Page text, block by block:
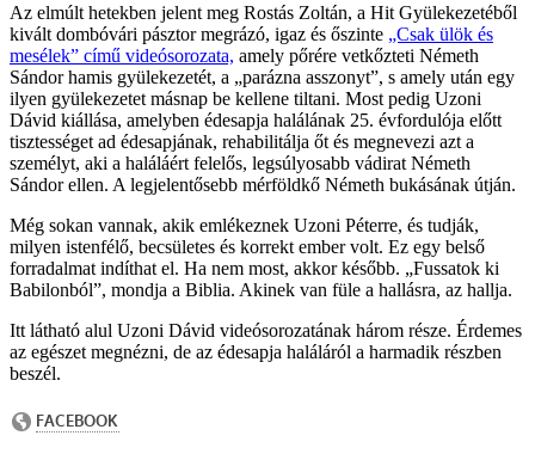
Az elmúlt hetekben jelent meg Rostás Zoltán, a Hit Gyülekezetéből
kivált dombóvári pásztor megrázó, igaz és őszinte „Csak ülök és
mesélek” című videósorozata, amely pőrére vetkőzteti Németh
Sándor hamis gyülekezetét, a „parázna asszonyt”, s amely után egy
ilyen gyülekezetet másnap be kellene tiltani. Most pedig Uzoni
Dávid kiállása, amelyben édesapja halálának 25. évfordulója előtt
tisztességet ad édesapjának, rehabilitálja őt és megnevezi azt a
személyt, aki a haláláért felelős, legsúlyosabb vádirat Németh
Sándor ellen. A legjelentősebb mérföldkő Németh bukásának útján.
Még sokan vannak, akik emlékeznek Uzoni Péterre, és tudják,
milyen istenfélő, becsületes és korrekt ember volt. Ez egy belső
forradalmat indíthat el. Ha nem most, akkor később. „Fussatok ki
Babilonból”, mondja a Biblia. Akinek van füle a hallásra, az hallja.
Itt látható alul Uzoni Dávid videósorozatának három része. Érdemes
az egészet megnézni, de az édesapja haláláról a harmadik részben
beszél.